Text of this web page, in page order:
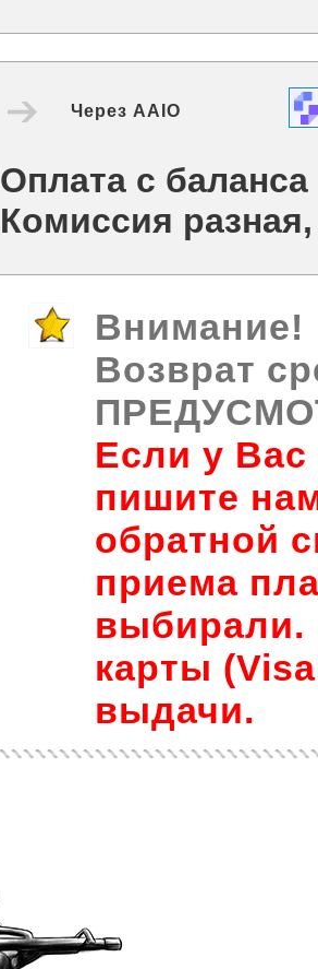
Через AAIO
Оплата с
Комиссия
Внимание!
Возврат
Если у Вас
пишите
обратной
приема
выбирали.
карты
выдачи.